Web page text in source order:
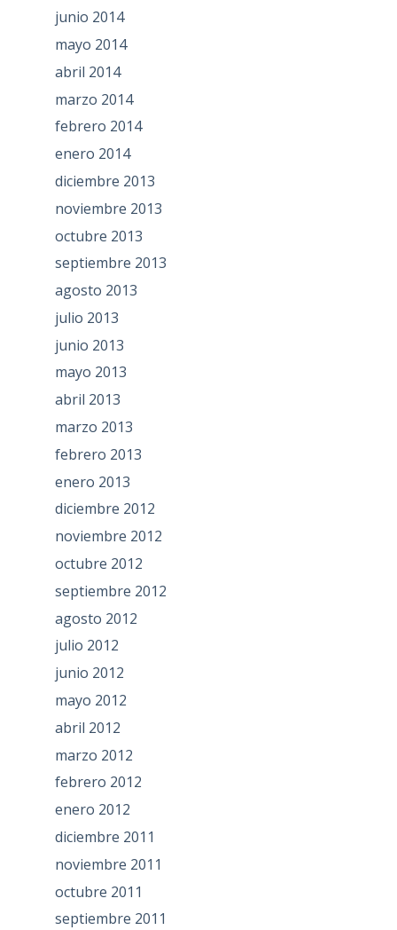
junio 2014
mayo 2014
abril 2014
marzo 2014
febrero 2014
enero 2014
diciembre 2013
noviembre 2013
octubre 2013
septiembre 2013
agosto 2013
julio 2013
junio 2013
mayo 2013
abril 2013
marzo 2013
febrero 2013
enero 2013
diciembre 2012
noviembre 2012
octubre 2012
septiembre 2012
agosto 2012
julio 2012
junio 2012
mayo 2012
abril 2012
marzo 2012
febrero 2012
enero 2012
diciembre 2011
noviembre 2011
octubre 2011
septiembre 2011